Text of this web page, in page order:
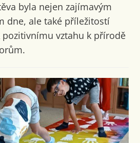
byla nejen zajímavým
dne, ale také příležitostí
pozitivnímu vztahu k přírodě